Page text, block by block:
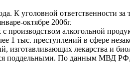
К уголовной ответственности
октябре 2006г.
производством алкогольной
1 тыс. преступлений в сфере
лекарства и
поддельными. По данным МВД РФ,